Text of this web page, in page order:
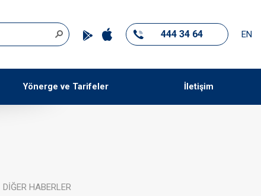
444 34 64 EN
Yönerge ve Tarifeler İletişim
DİĞER HABERLER